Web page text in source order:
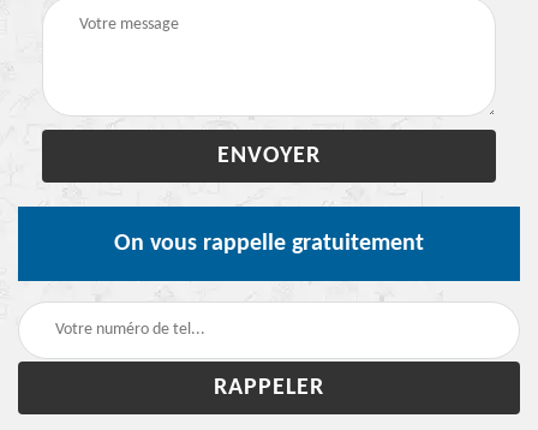
On vous rappelle gratuitement